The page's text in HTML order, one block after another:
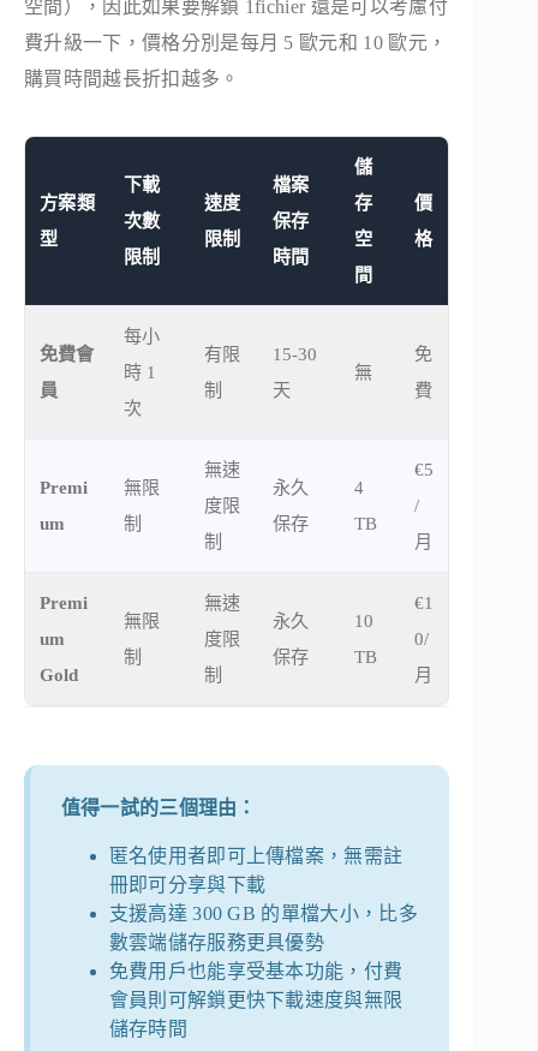
空間），因此如果要解鎖 1fichier 還是可以考慮付
費升級一下，價格分別是每月 5 歐元和 10 歐元，
購買時間越長折扣越多。
方案類
型
下載
次數
限制
速度
限制
檔案
保存
時間
儲
存
空
間
價
格
免費會
員
每小
時 1
次
有限
制
15-30
天
無
免
費
Premi
um
無限
制
無速
度限
制
永久
保存
4
TB
€5
/
月
Premi
um
Gold
無限
制
無速
度限
制
永久
保存
10
TB
€1
0/
月
值得一試的三個理由：
匿名使用者即可上傳檔案，無需註
冊即可分享與下載
支援高達 300 GB 的單檔大小，比多
數雲端儲存服務更具優勢
免費用戶也能享受基本功能，付費
會員則可解鎖更快下載速度與無限
儲存時間